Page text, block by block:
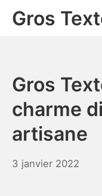
Gros
Gros
charme
artisane
3 janvier 2022